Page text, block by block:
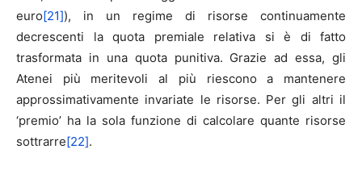
euro[21]), in un regime di risorse continuamente
decrescenti la quota premiale relativa si è di fatto
trasformata in una quota punitiva. Grazie ad essa, gli
Atenei più meritevoli al più riescono a mantenere
approssimativamente invariate le risorse. Per gli altri il
‘premio’ ha la sola funzione di calcolare quante risorse
sottrarre[22].